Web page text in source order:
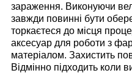
зараження. Виконуючи
завжди повинні бути
торкаєтеся до місця
аксесуар для роботи з
матеріалом. Захистить
Відмінно підходить коли